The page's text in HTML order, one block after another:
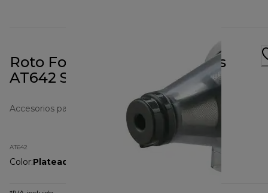
Roto Food Cutter / Fruit Press
AT642 Silver Polished
Accesorios para preparación de alimentos
AT642
Color:Plateado